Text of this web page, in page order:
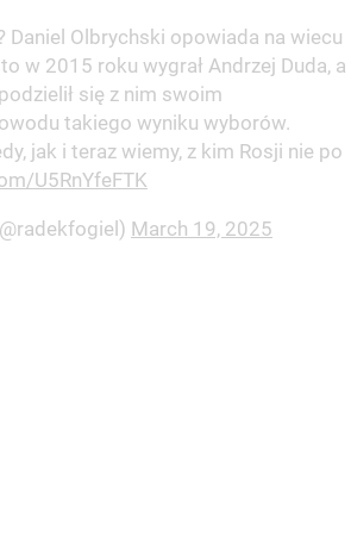
Daniel Olbrychski opowiada na wiecu
w 2015 roku wygrał Andrzej Duda, a
się z nim swoim
takiego wyniku wyborów.
jak i teraz wiemy, z kim Rosji nie po
U5RnYfeFTK
March 19, 2025